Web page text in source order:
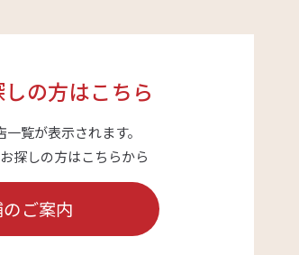
の方はこちら
覧が表示されます。
探しの方はこちらから
ご案内